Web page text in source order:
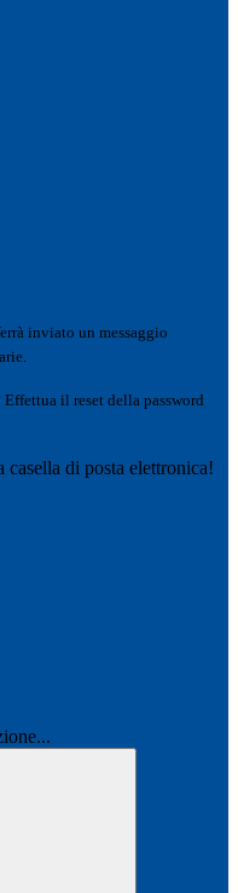
inviato un messaggio
il reset della password
di posta elettronica!